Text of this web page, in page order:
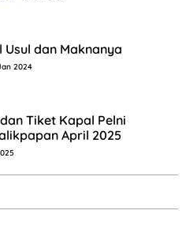
Usul dan Maknanya
2024
Tiket Kapal Pelni
April 2025